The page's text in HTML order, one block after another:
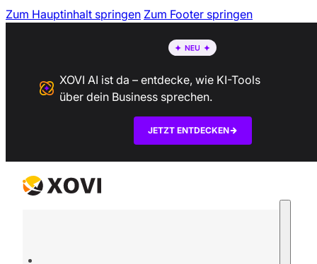
Zum Hauptinhalt springen Zum Footer springen
XOVI AI ist da – entdecke, wie KI-Tools
über dein Business sprechen.
JETZT ENTDECKEN